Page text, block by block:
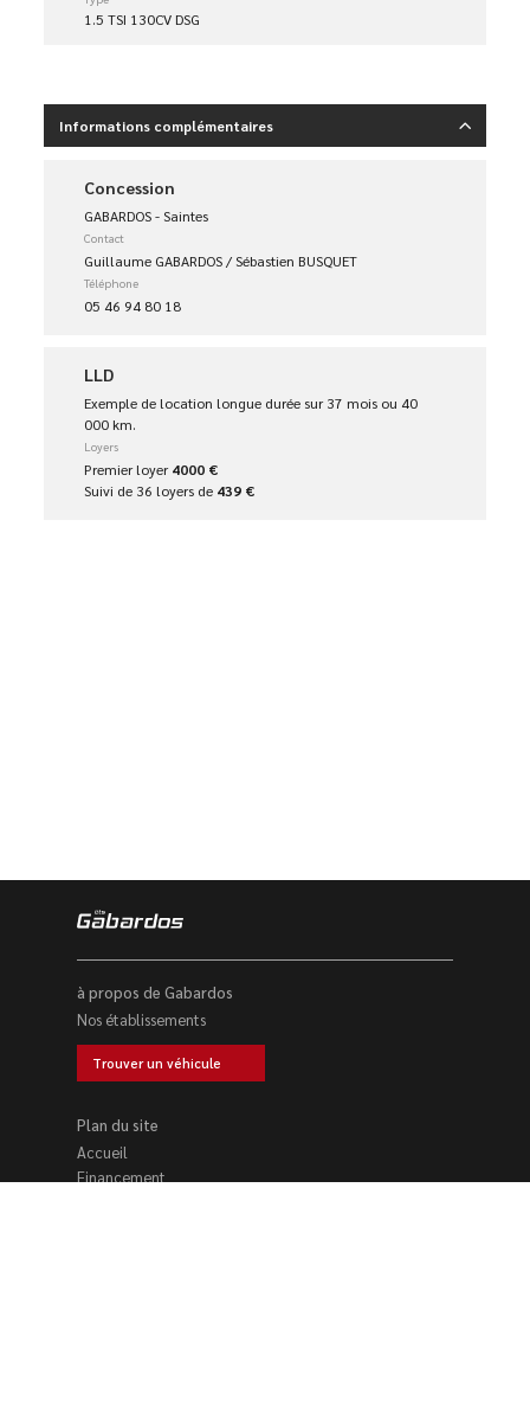
1.5 TSI 130CV DSG
Informations complémentaires
Concession
GABARDOS - Saintes
Contact
Guillaume GABARDOS / Sébastien BUSQUET
Téléphone
05 46 94 80 18
LLD
Exemple de location longue durée sur 37 mois ou 40
000 km.
Loyers
Premier loyer4000 €
Suivi de 36 loyers de 439 €
à propos de Gabardos
Nos établissements
Trouver un véhicule
Plan du site
Accueil
Financement